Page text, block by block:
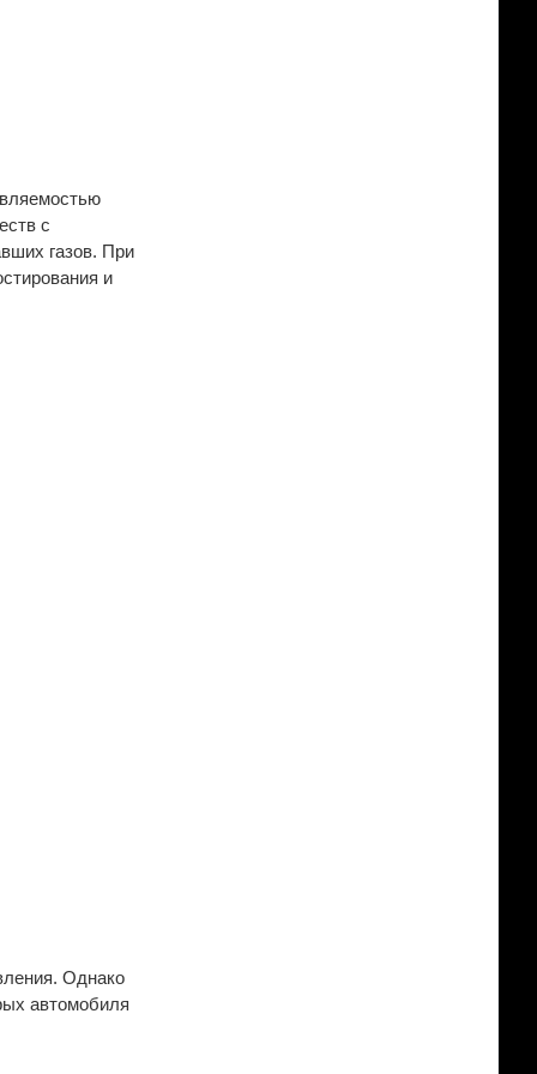
с
газов. При
и
Однако
автомобиля